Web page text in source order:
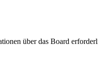
über das Board